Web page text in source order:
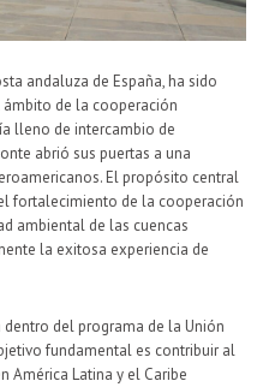
andaluza de España, ha sido
de la cooperación
lleno de intercambio de
abrió sus puertas a una
El propósito central
fortalecimiento de la cooperación
ambiental de las cuencas
la exitosa experiencia de
del programa de la Unión
fundamental es contribuir al
América Latina y el Caribe